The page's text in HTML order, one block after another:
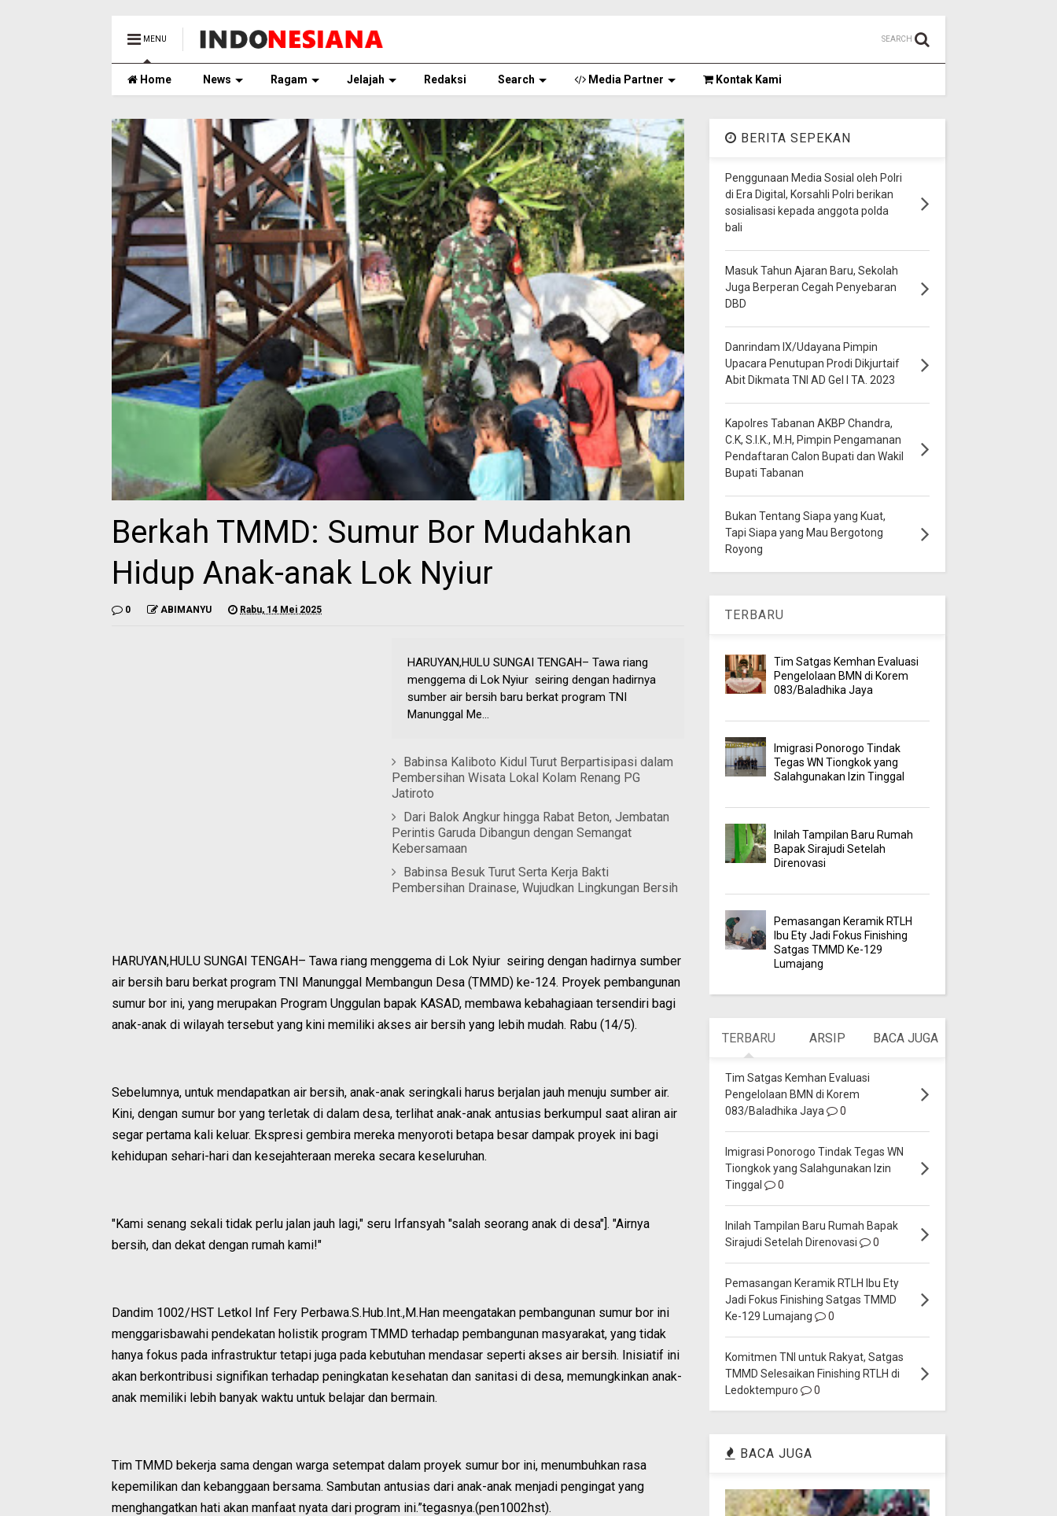
MENU SEARCH
Home News Ragam Jelajah Redaksi Search Media Partner Kontak Kami
Berkah TMMD: Sumur Bor Mudahkan
Hidup Anak-anak Lok Nyiur
0 ABIMANYU Rabu, 14 Mei 2025
HARUYAN,HULU SUNGAI TENGAH– Tawa riang
menggema di Lok Nyiur seiring dengan hadirnya
sumber air bersih baru berkat program TNI
Manunggal Me...
Babinsa Kaliboto Kidul Turut Berpartisipasi dalam
Pembersihan Wisata Lokal Kolam Renang PG
Jatiroto
Dari Balok Angkur hingga Rabat Beton, Jembatan
Perintis Garuda Dibangun dengan Semangat
Kebersamaan
Babinsa Besuk Turut Serta Kerja Bakti
Pembersihan Drainase, Wujudkan Lingkungan Bersih
HARUYAN,HULU SUNGAI TENGAH– Tawa riang menggema di Lok Nyiur seiring dengan hadirnya sumber
air bersih baru berkat program TNI Manunggal Membangun Desa (TMMD) ke-124. Proyek pembangunan
sumur bor ini, yang merupakan Program Unggulan bapak KASAD, membawa kebahagiaan tersendiri bagi
anak-anak di wilayah tersebut yang kini memiliki akses air bersih yang lebih mudah. Rabu (14/5).
Sebelumnya, untuk mendapatkan air bersih, anak-anak seringkali harus berjalan jauh menuju sumber air.
Kini, dengan sumur bor yang terletak di dalam desa, terlihat anak-anak antusias berkumpul saat aliran air
segar pertama kali keluar. Ekspresi gembira mereka menyoroti betapa besar dampak proyek ini bagi
kehidupan sehari-hari dan kesejahteraan mereka secara keseluruhan.
"Kami senang sekali tidak perlu jalan jauh lagi," seru Irfansyah "salah seorang anak di desa"]. "Airnya
bersih, dan dekat dengan rumah kami!"
Dandim 1002/HST Letkol Inf Fery Perbawa.S.Hub.Int.,M.Han meengatakan pembangunan sumur bor ini
menggarisbawahi pendekatan holistik program TMMD terhadap pembangunan masyarakat, yang tidak
hanya fokus pada infrastruktur tetapi juga pada kebutuhan mendasar seperti akses air bersih. Inisiatif ini
akan berkontribusi signifikan terhadap peningkatan kesehatan dan sanitasi di desa, memungkinkan anak-
anak memiliki lebih banyak waktu untuk belajar dan bermain.
Tim TMMD bekerja sama dengan warga setempat dalam proyek sumur bor ini, menumbuhkan rasa
kepemilikan dan kebanggaan bersama. Sambutan antusias dari anak-anak menjadi pengingat yang
menghangatkan hati akan manfaat nyata dari program ini.”tegasnya.(pen1002hst).
BERITA SEPEKAN
Penggunaan Media Sosial oleh Polri
di Era Digital, Korsahli Polri berikan
sosialisasi kepada anggota polda
bali
Masuk Tahun Ajaran Baru, Sekolah
Juga Berperan Cegah Penyebaran
DBD
Danrindam IX/Udayana Pimpin
Upacara Penutupan Prodi Dikjurtaif
Abit Dikmata TNI AD Gel I TA. 2023
Kapolres Tabanan AKBP Chandra,
C.K, S.I.K., M.H, Pimpin Pengamanan
Pendaftaran Calon Bupati dan Wakil
Bupati Tabanan
Bukan Tentang Siapa yang Kuat,
Tapi Siapa yang Mau Bergotong
Royong
TERBARU
Tim Satgas Kemhan Evaluasi
Pengelolaan BMN di Korem
083/Baladhika Jaya
Imigrasi Ponorogo Tindak
Tegas WN Tiongkok yang
Salahgunakan Izin Tinggal
Inilah Tampilan Baru Rumah
Bapak Sirajudi Setelah
Direnovasi
Pemasangan Keramik RTLH
Ibu Ety Jadi Fokus Finishing
Satgas TMMD Ke-129
Lumajang
TERBARU ARSIP BACA JUGA
Tim Satgas Kemhan Evaluasi
Pengelolaan BMN di Korem
083/Baladhika Jaya
0
Imigrasi Ponorogo Tindak Tegas WN
Tiongkok yang Salahgunakan Izin
Tinggal
0
Inilah Tampilan Baru Rumah Bapak
Sirajudi Setelah Direnovasi
0
Pemasangan Keramik RTLH Ibu Ety
Jadi Fokus Finishing Satgas TMMD
Ke-129 Lumajang
0
Komitmen TNI untuk Rakyat, Satgas
TMMD Selesaikan Finishing RTLH di
Ledoktempuro
0
BACA JUGA